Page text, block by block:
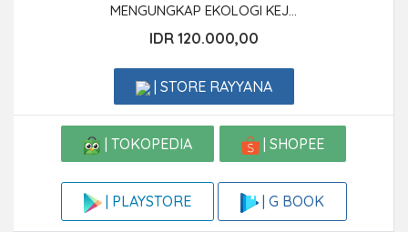
MENGUNGKAP EKOLOGI KEJ...
IDR 120.000,00
| STORE RAYYANA
| TOKOPEDIA | SHOPEE
| PLAYSTORE | G BOOK